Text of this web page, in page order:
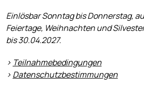
Einlösbar Sonntag bis Donnerstag,
Feiertage, Weihnachten und
bis 30.04.2027.
> Teilnahmebedingungen
> Datenschutzbestimmungen